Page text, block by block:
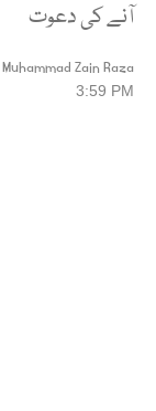
آنے کی دعوت
Muhammad Zain Raza
3:59 PM